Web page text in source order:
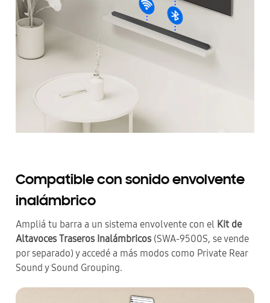
Compatible con sonido envolvente
inalámbrico
Ampliá tu barra a un sistema envolvente con el Kit de
Altavoces Traseros Inalámbricos (SWA-9500S, se vende
por separado) y accedé a más modos como Private Rear
Sound y Sound Grouping.